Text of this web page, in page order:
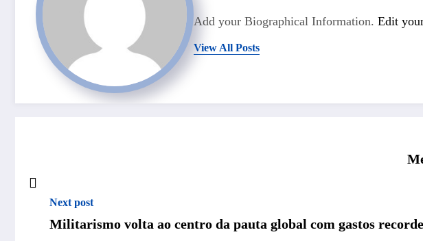
Add your Biographical Information. Edit
View All Posts
Next post
Militarismo volta ao centro da pauta global com gastos